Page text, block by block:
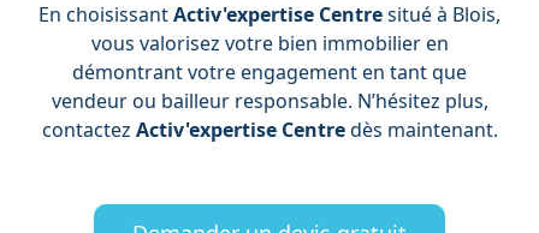
En choisissantActiv'expertise Centresitué à Blois,
vous valorisez votre bien immobilier en
démontrant votre engagement en tant que
vendeur ou bailleur responsable. N’hésitez plus,
contactez Activ'expertise Centredès maintenant.